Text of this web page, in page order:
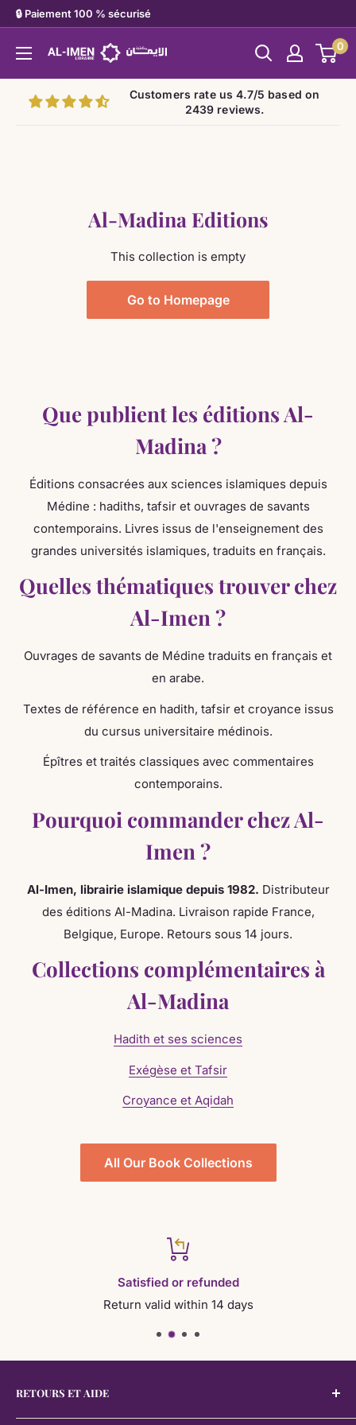
Skip
to
content
🔒 Paiement 100 % sécurisé
Al-
imen
0
Customers rate us 4.7/5 based on
2439 reviews.
Al-Madina Editions
This collection is empty
Go to Homepage
Que publient les éditions Al-
Madina ?
Éditions consacrées aux sciences islamiques depuis
Médine : hadiths, tafsir et ouvrages de savants
contemporains. Livres issus de l'enseignement des
grandes universités islamiques, traduits en français.
Quelles thématiques trouver chez
Al-Imen ?
Ouvrages de savants de Médine traduits en français et
en arabe.
Textes de référence en hadith, tafsir et croyance issus
du cursus universitaire médinois.
Épîtres et traités classiques avec commentaires
contemporains.
Pourquoi commander chez Al-
Imen ?
Al-Imen, librairie islamique depuis 1982. Distributeur
des éditions Al-Madina. Livraison rapide France,
Belgique, Europe. Retours sous 14 jours.
Collections complémentaires à
Al-Madina
Hadith et ses sciences
Exégèse et Tafsir
Croyance et Aqidah
All Our Book Collections
Satisfied or refunded
Return valid within 14 days
RETOURS ET AIDE